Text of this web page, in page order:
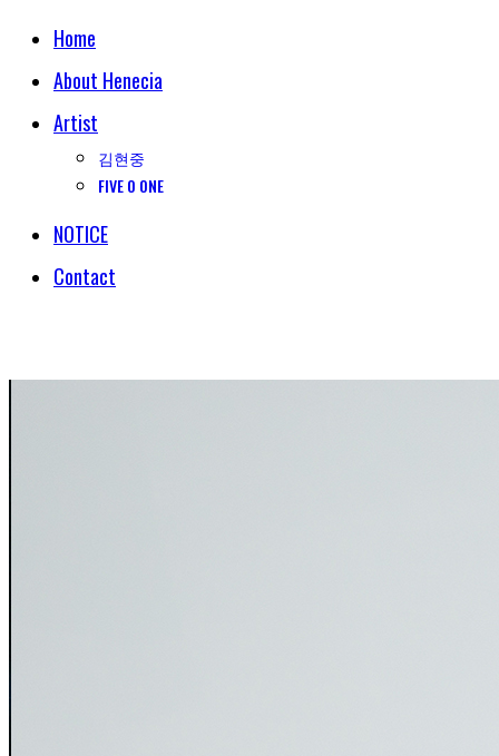
Home
About Henecia
Artist
김현중
FIVE O ONE
NOTICE
Contact